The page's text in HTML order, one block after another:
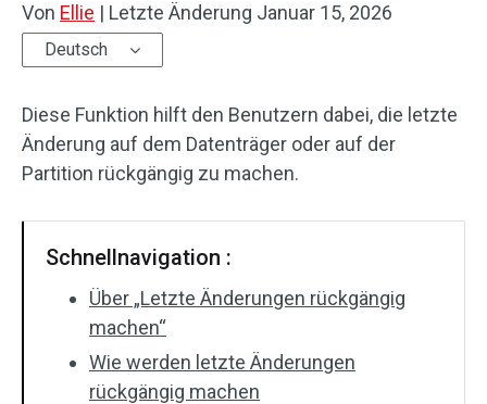
Von Ellie | Letzte Änderung Januar 15, 2026
Deutsch
Diese Funktion hilft den Benutzern dabei, die letzte
Änderung auf dem Datenträger oder auf der
Partition rückgängig zu machen.
Schnellnavigation :
Über „Letzte Änderungen rückgängig
machen“
Wie werden letzte Änderungen
rückgängig machen